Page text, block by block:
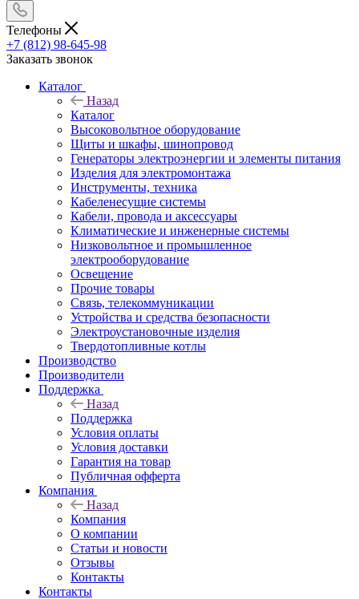
Телефоны
+7 (812) 98-645-98
Заказать звонок
Каталог
Назад
Каталог
Высоковольтное оборудование
Щиты и шкафы, шинопровод
Генераторы электроэнергии и элементы питания
Изделия для электромонтажа
Инструменты, техника
Кабеленесущие системы
Кабели, провода и аксессуары
Климатические и инженерные системы
Низковольтное и промышленное
электрооборудование
Освещение
Прочие товары
Связь, телекоммуникации
Устройства и средства безопасности
Электроустановочные изделия
Твердотопливные котлы
Производство
Производители
Поддержка
Назад
Поддержка
Условия оплаты
Условия доставки
Гарантия на товар
Публичная офферта
Компания
Назад
Компания
О компании
Статьи и новости
Отзывы
Контакты
Контакты